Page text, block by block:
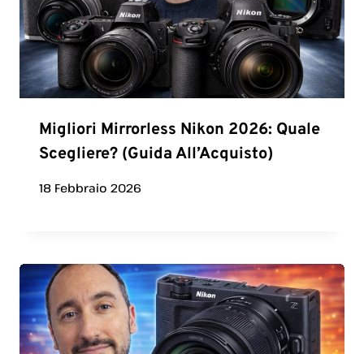
Migliori Mirrorless Nikon 2026: Quale
Scegliere? (Guida All’Acquisto)
18 Febbraio 2026